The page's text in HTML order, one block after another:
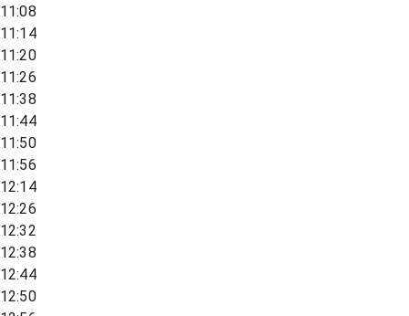
11:08
11:14
11:20
11:26
11:38
11:44
11:50
11:56
12:14
12:26
12:32
12:38
12:44
12:50